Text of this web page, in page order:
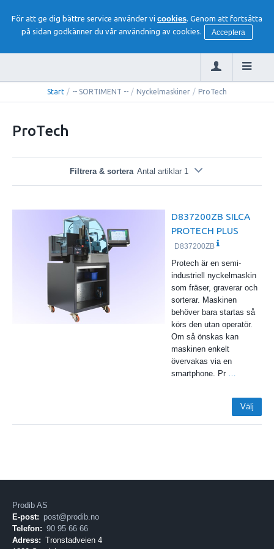
För att ge dig bättre service använder vi cookies. Genom att fortsätta
på sidan godkänner du vår användning av cookies.
Acceptera
Start / -- SORTIMENT -- / Nyckelmaskiner / ProTech
ProTech
Filtrera & sortera Antal artiklar 1
D837200ZB SILCA
PROTECH PLUS
D837200ZB
Protech är en semi-
industriell nyckelmaskin
som fräser, graverar och
sorterar. Maskinen
behöver bara startas så
körs den utan operatör.
Om så önskas kan
maskinen enkelt
övervakas via en
smartphone. Pr
Välj
Prodib AS
E-post: post@prodib.no
Telefon: 90 95 66 66
Adress: Tronstadveien 4